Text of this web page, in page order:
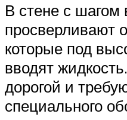
В стене с шагом
просверливают
которые под
вводят
дорогой и
специального